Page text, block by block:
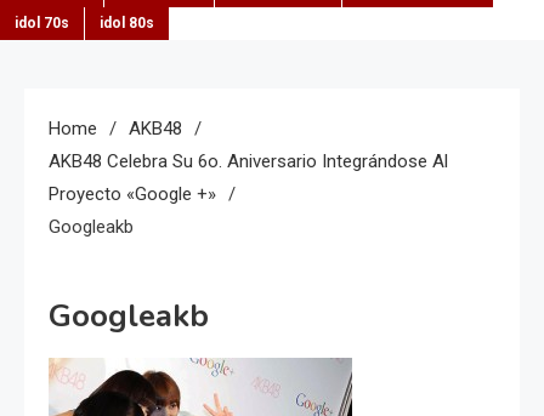
idol 70s
idol 80s
Home
AKB48
AKB48 Celebra Su 6o. Aniversario Integrándose Al
Proyecto «Google +»
Googleakb
Googleakb